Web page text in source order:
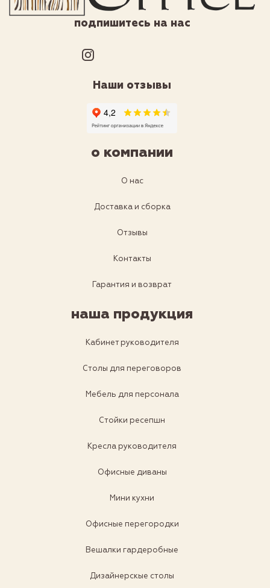
подпишитесь на нас
Наши отзывы
о компании
О нас
Доставка и сборка
Отзывы
Контакты
Гарантия и возврат
наша продукция
Кабинет руководителя
Столы для переговоров
Мебель для персонала
Стойки ресепшн
Кресла руководителя
Офисные диваны
Мини кухни
Офисные перегородки
Вешалки гардеробные
Дизайнерскые столы